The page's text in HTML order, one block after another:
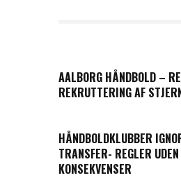
AALBORG HÅNDBOLD –
REKRUTTERING AF
HÅNDBOLDKLUBBER
TRANSFER- REGLER UDEN
KONSEKVENSER